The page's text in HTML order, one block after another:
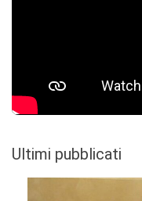
Ultimi pubblicati